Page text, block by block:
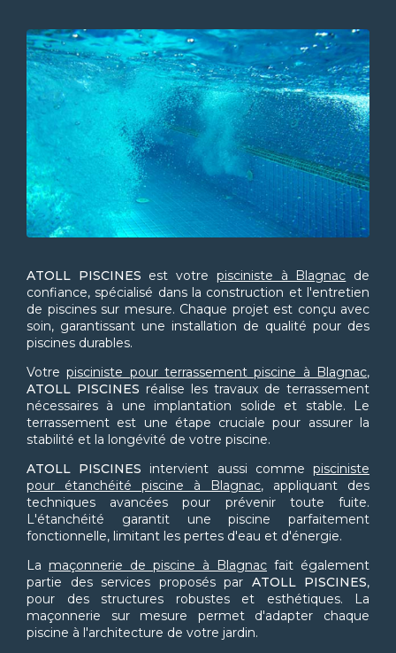
ATOLL PISCINES est votre pisciniste à Blagnac de
confiance, spécialisé dans la construction et l'entretien
de piscines sur mesure. Chaque projet est conçu avec
soin, garantissant une installation de qualité pour des
piscines durables.
Votrepisciniste pour terrassement piscine à Blagnac,
ATOLL PISCINES réalise les travaux de terrassement
nécessaires à une implantation solide et stable. Le
terrassement est une étape cruciale pour assurer la
stabilité et la longévité de votre piscine.
ATOLL PISCINES intervient aussi commepisciniste
pour étanchéité piscine à Blagnac, appliquant des
techniques avancées pour prévenir toute fuite.
L'étanchéité garantit une piscine parfaitement
fonctionnelle, limitant les pertes d'eau et d'énergie.
La maçonnerie de piscine à Blagnac fait également
partie des services proposés par ATOLL PISCINES,
pour des structures robustes et esthétiques. La
maçonnerie sur mesure permet d'adapter chaque
piscine à l'architecture de votre jardin.